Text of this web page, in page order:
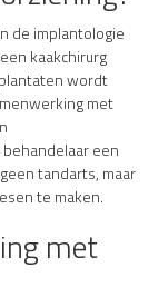
de implantologie
kaakchirurg
wordt
met
een
tandarts, maar
te maken.
met